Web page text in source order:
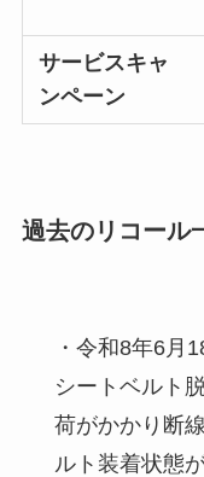
サービスキャ
ンペーン
過去のリコール
・令和8年6月
シートベルト
荷がかかり断
ルト装着状態